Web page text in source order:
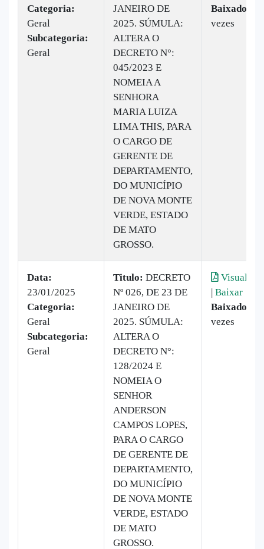
Categoria:
Geral
Subcategoria:
Geral
JANEIRO DE
2025. SÚMULA:
ALTERA O
DECRETO N°:
045/2023 E
NOMEIA A
SENHORA
MARIA LUIZA
LIMA THIS, PARA
O CARGO DE
GERENTE DE
DEPARTAMENTO,
DO MUNICÍPIO
DE NOVA MONTE
VERDE, ESTADO
DE MATO
GROSSO.
Baixado:
vezes
Data:
23/01/2025
Categoria:
Geral
Subcategoria:
Geral
Titulo: DECRETO
Nº 026, DE 23 DE
JANEIRO DE
2025. SÚMULA:
ALTERA O
DECRETO N°:
128/2024 E
NOMEIA O
SENHOR
ANDERSON
CAMPOS LOPES,
PARA O CARGO
DE GERENTE DE
DEPARTAMENTO,
DO MUNICÍPIO
DE NOVA MONTE
VERDE, ESTADO
DE MATO
GROSSO.
Visualizar
| Baixar
Baixado:
vezes